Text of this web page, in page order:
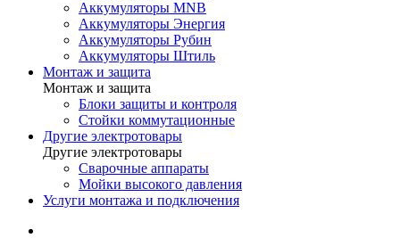
Аккумуляторы MNB
Аккумуляторы Энергия
Аккумуляторы Рубин
Аккумуляторы Штиль
Монтаж и защита
Монтаж и защита
Блоки защиты и контроля
Стойки коммутационные
Другие электротовары
Другие электротовары
Сварочные аппараты
Мойки высокого давления
Услуги монтажа и подключения